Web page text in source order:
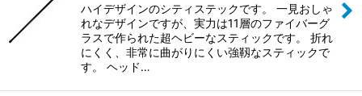
ハイデザインのシティステックです。 一見おしゃ
れなデザインですが、実力は11層のファイバーグ
ラスで作られた超ヘビーなスティックです。 折れ
にくく、非常に曲がりにくい強靱なスティックで
す。 ヘッド…